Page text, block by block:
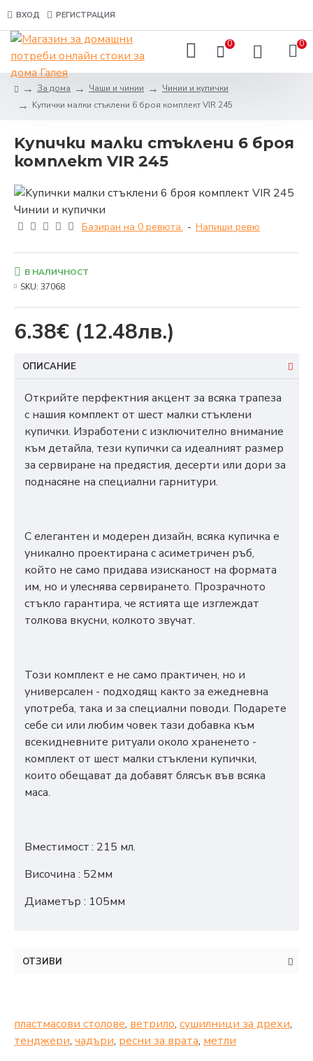
ВХОД РЕГИСТРАЦИЯ
0 0
За дома Чаши и чинии
Чинии и купички
Kупички малки стъклени 6 броя комплект VIR 245
Kупички малки стъклени 6 броя
комплект VIR 245
Базиран на 0 ревюта. - Напиши ревю
6.38€ (12.48лв.)
В НАЛИЧНОСТ
SKU: 37068
ОПИСАНИЕ
Открийте перфектния акцент за всяка трапеза
с нашия комплект от шест малки стъклени
купички. Изработени с изключително внимание
към детайла, тези купички са идеалният размер
за сервиране на предястия, десерти или дори за
поднасяне на специални гарнитури.
С елегантен и модерен дизайн, всяка купичка е
уникално проектирана с асиметричен ръб,
който не само придава изисканост на формата
им, но и улеснява сервирането. Прозрачното
стъкло гарантира, че ястията ще изглеждат
толкова вкусни, колкото звучат.
Този комплект е не само практичен, но и
универсален - подходящ както за ежедневна
употреба, така и за специални поводи. Подарете
себе си или любим човек тази добавка към
всекидневните ритуали около храненето -
комплект от шест малки стъклени купички,
които обещават да добавят блясък във всяка
маса.
Вместимост: 215 мл.
Височина : 52мм
Диаметър : 105мм
ОТЗИВИ
пластмасови столове, ветрило, сушилници за дрехи,
тенджери, чадъри, ресни за врата, метли